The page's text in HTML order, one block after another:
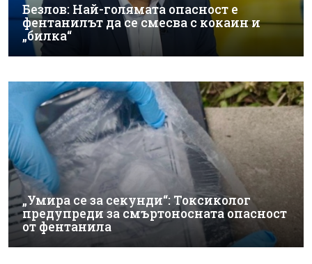
Безлов: Най-голямата опасност е
фентанилът да се смесва с кокаин и
„билка“
„Умира се за секунди“: Токсиколог
предупреди за смъртоносната опасност
от фентанила